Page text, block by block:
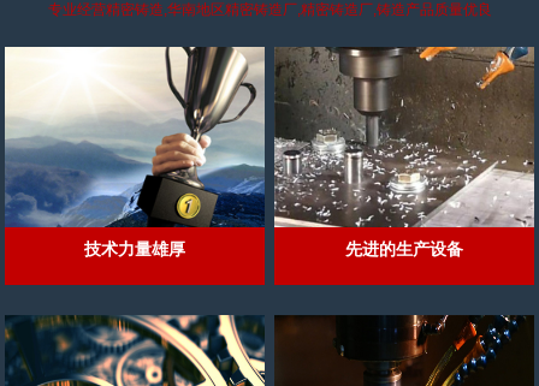
专业经营精密铸造,华南地区精密铸造厂,精密铸造厂,铸造产品质量优良
技术力量雄厚 先进的生产设备